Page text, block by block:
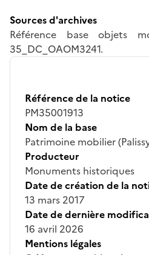
Sources d'archives
Référence base objets
35_DC_OAOM3241.
Référence de la notice
PM35001913
Nom de la base
Patrimoine mobilier
Producteur
Monuments historiques
Date de création de la
13 mars 2017
Date de dernière
16 avril 2026
Mentions légales